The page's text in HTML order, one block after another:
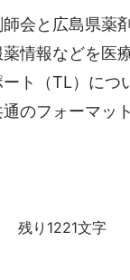
会と広島県薬
情報などを医
ート（TL）につ
のフォーマッ
残り1221文字